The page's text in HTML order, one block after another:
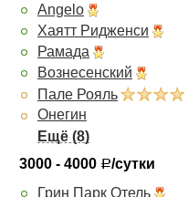
Angelo
Хаятт Ридженси
Рамада
Вознесенский
Пале Рояль
Онегин
Панорама
Ричмонд
3000 - 4000 Р/сутки
Грин Парк Отель